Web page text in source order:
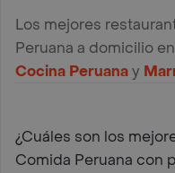
Los mejores
Peruana a domicilio
Cocina Peruanay
¿Cuáles son los
Comida Peruana con